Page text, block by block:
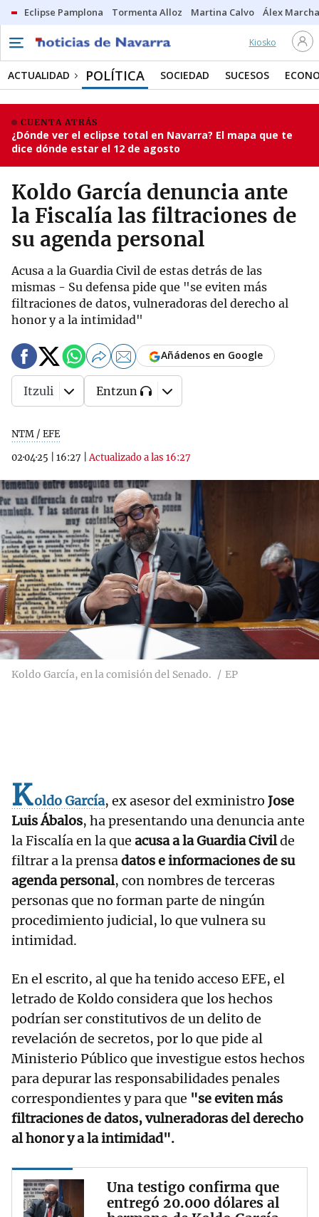
Eclipse Pamplona Tormenta Alloz Martina Calvo Álex
Kiosko
ACTUALIDAD POLÍTICA SOCIEDAD SUCESOS
CUENTA ATRÁS
¿Dónde ver el eclipse total en Navarra? El mapa que te
dice dónde estar el 12 de agosto
Koldo García denuncia ante
la Fiscalía las filtraciones de
su agenda personal
Acusa a la Guardia Civil de estas detrás de las
mismas - Su defensa pide que "se eviten más
filtraciones de datos, vulneradoras del derecho al
honor y a la intimidad"
NTM / EFE
02·04·25
16:27 |Actualizado a las 16:27
Añádenos en Google
Itzuli Entzun
Koldo García, en la comisión del Senado. EP
Koldo García, ex asesor del exministro Jose
Luis Ábalos, ha presentando una denuncia ante
la Fiscalía en la que acusa a la Guardia Civilde
filtrar a la prensadatos e informaciones de su
agenda personal, con nombres de terceras
personas que no forman parte de ningún
procedimiento judicial, lo que vulnera su
intimidad.
En el escrito, al que ha tenido acceso EFE, el
letrado de Koldo considera que los hechos
podrían ser constitutivos de un delito de
revelación de secretos, por lo que pide al
Ministerio Público que investigue estos hechos
para depurar las responsabilidades penales
correspondientes y para que "se eviten más
filtraciones de datos, vulneradoras del derecho
al honor y a la intimidad".
Una testigo confirma que
entregó 20.000 dólares al